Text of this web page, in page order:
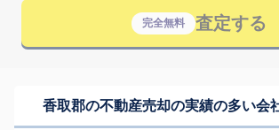
完全無料 査定する
香取郡の不動産売却の実績の多い会